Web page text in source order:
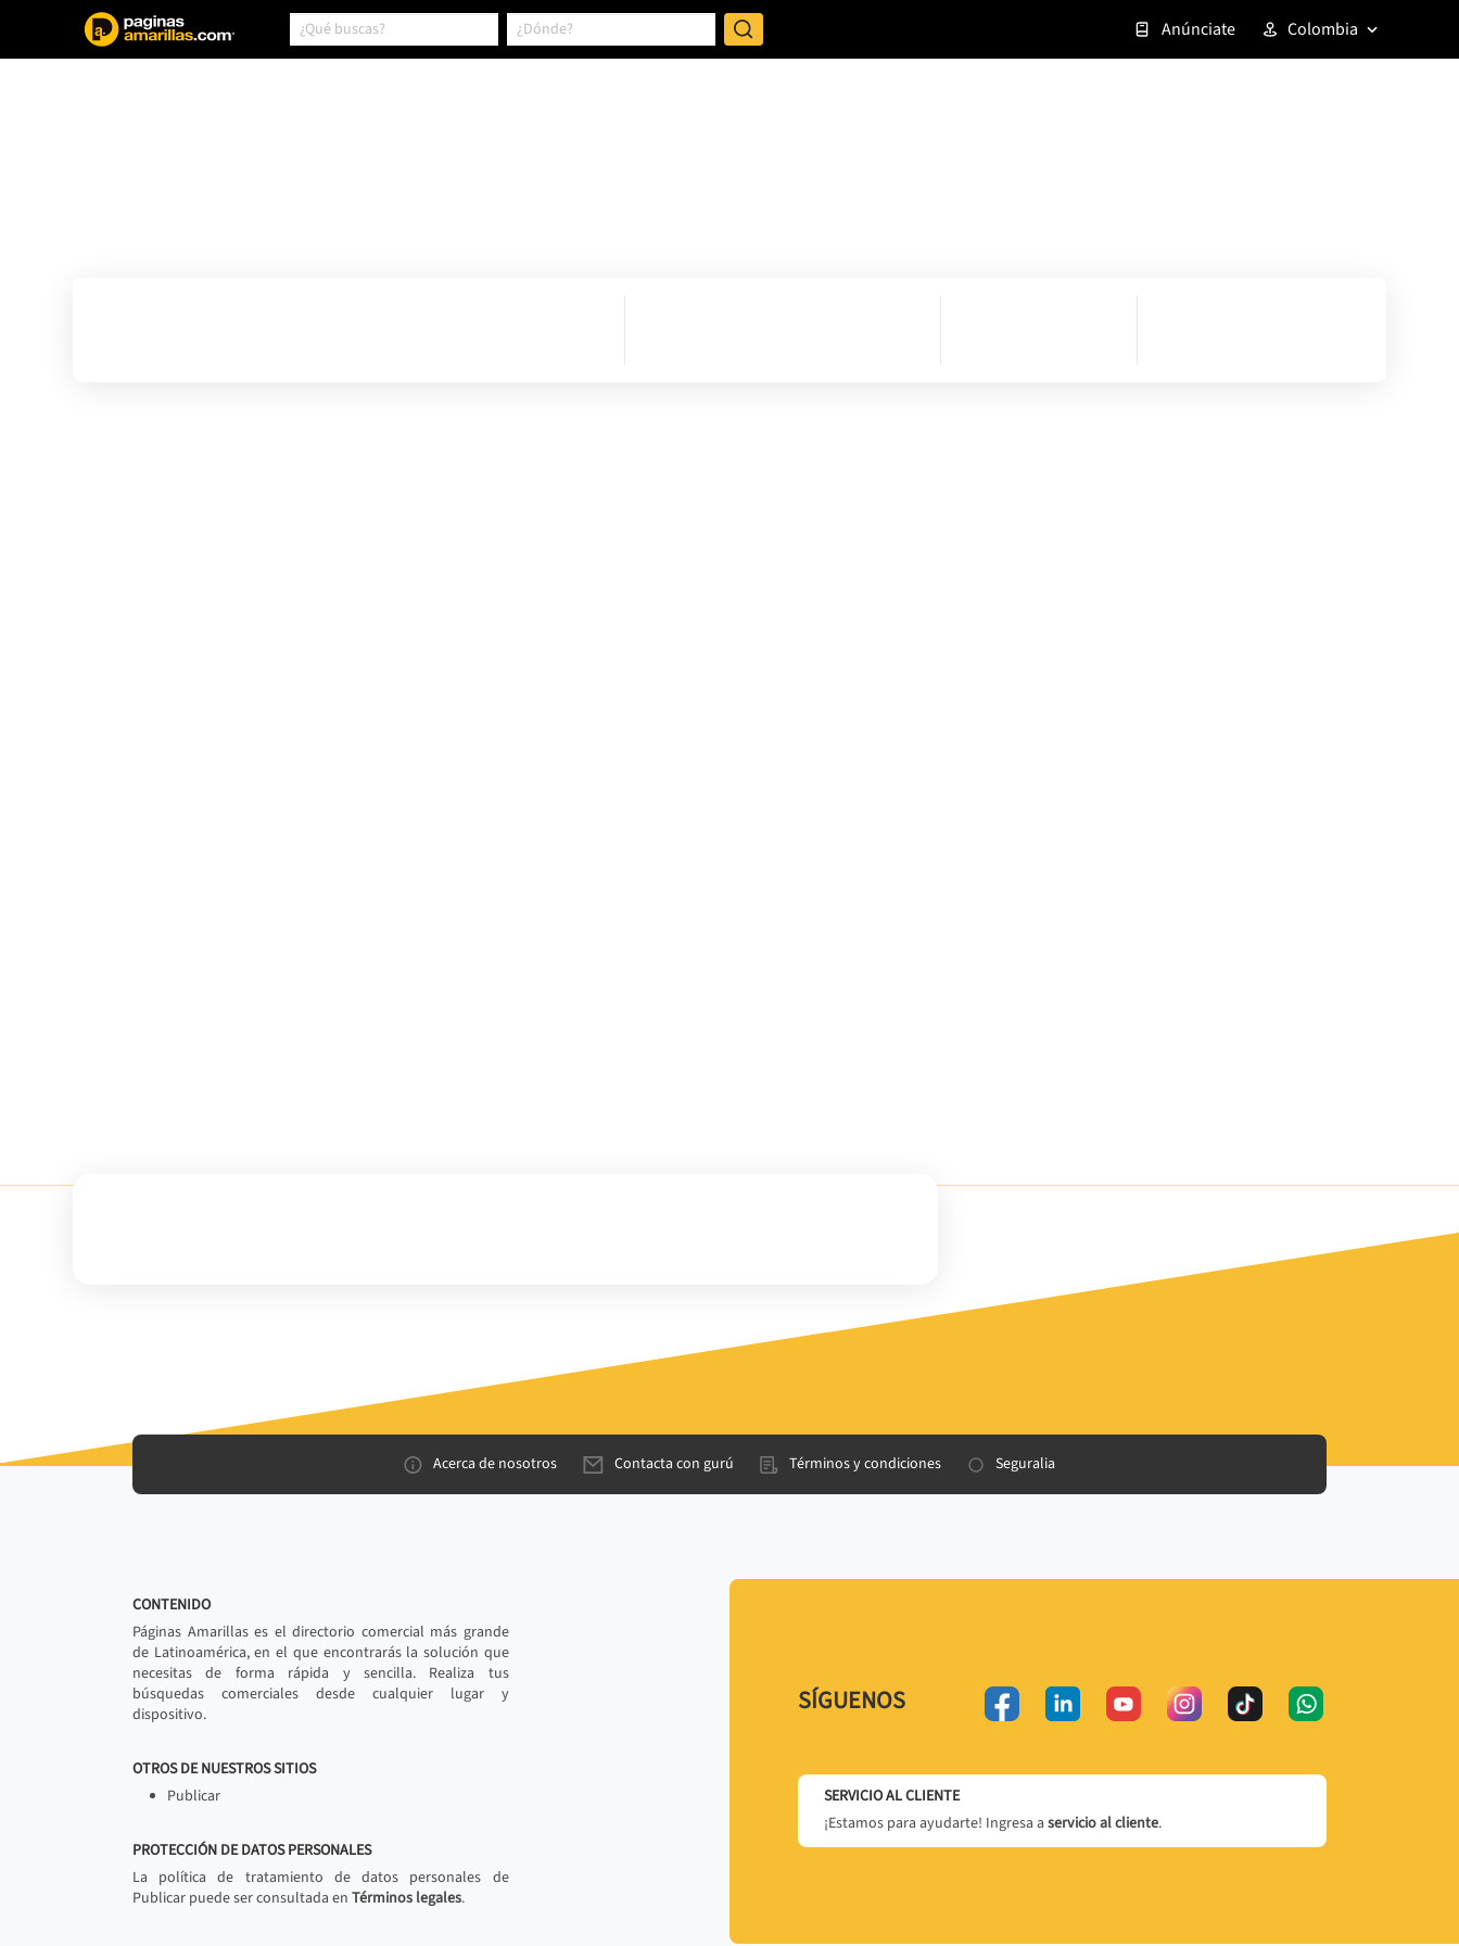
Anúnciate Colombia
Acerca de nosotros Contacta con gurú Términos y condiciones Seguralia
CONTENIDO
Páginas Amarillas es el directorio comercial más grande
de Latinoamérica, en el que encontrarás la solución que
necesitas de forma rápida y sencilla. Realiza tus
búsquedas comerciales desde cualquier lugar y
dispositivo.
OTROS DE NUESTROS SITIOS
Publicar
PROTECCIÓN DE DATOS PERSONALES
La política de tratamiento de datos personales de
Publicar puede ser consultada en Términos legales.
SÍGUENOS
SERVICIO AL CLIENTE
¡Estamos para ayudarte! Ingresa a servicio al cliente.